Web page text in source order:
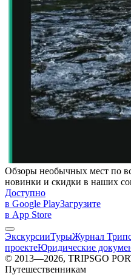
Обзоры необычных мест по
новинки и скидки в наших
Доступно
в Google PlayЗагрузите
в App Store
ЭкскурсииТурыЖурнал
проектеЮридические
© 2013—2026, TRIPSGO
Путешественникам